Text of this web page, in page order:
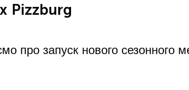
Pizzburg
про запуск нового сезонного